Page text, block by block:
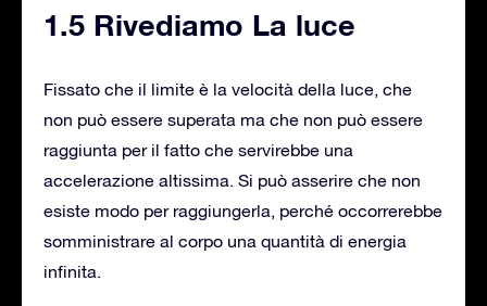
1.5 Rivediamo La luce
Fissato che il limite è la velocità della luce, che
non può essere superata ma che non può essere
raggiunta per il fatto che servirebbe una
accelerazione altissima. Si può asserire che non
esiste modo per raggiungerla, perché occorrerebbe
somministrare al corpo una quantità di energia
infinita.